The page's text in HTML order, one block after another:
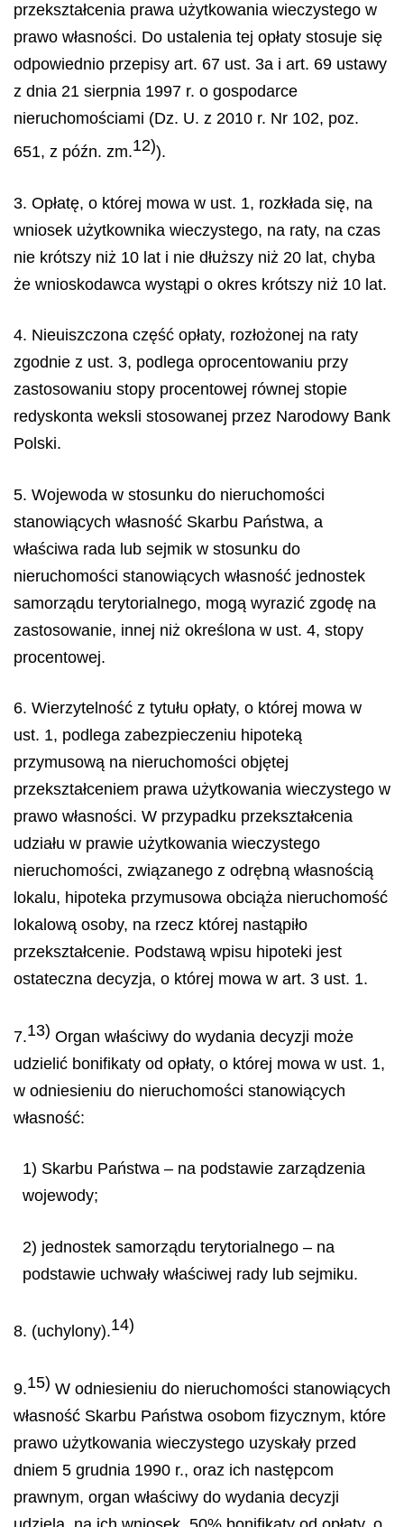
przekształcenia prawa użytkowania wieczystego w
prawo własności. Do ustalenia tej opłaty stosuje się
odpowiednio przepisy art. 67 ust. 3a i art. 69 ustawy
z dnia 21 sierpnia 1997 r. o gospodarce
nieruchomościami (Dz. U. z 2010 r. Nr 102, poz.
651, z późn. zm.12)).
3. Opłatę, o której mowa w ust. 1, rozkłada się, na
wniosek użytkownika wieczystego, na raty, na czas
nie krótszy niż 10 lat i nie dłuższy niż 20 lat, chyba
że wnioskodawca wystąpi o okres krótszy niż 10 lat.
4. Nieuiszczona część opłaty, rozłożonej na raty
zgodnie z ust. 3, podlega oprocentowaniu przy
zastosowaniu stopy procentowej równej stopie
redyskonta weksli stosowanej przez Narodowy Bank
Polski.
5. Wojewoda w stosunku do nieruchomości
stanowiących własność Skarbu Państwa, a
właściwa rada lub sejmik w stosunku do
nieruchomości stanowiących własność jednostek
samorządu terytorialnego, mogą wyrazić zgodę na
zastosowanie, innej niż określona w ust. 4, stopy
procentowej.
6. Wierzytelność z tytułu opłaty, o której mowa w
ust. 1, podlega zabezpieczeniu hipoteką
przymusową na nieruchomości objętej
przekształceniem prawa użytkowania wieczystego w
prawo własności. W przypadku przekształcenia
udziału w prawie użytkowania wieczystego
nieruchomości, związanego z odrębną własnością
lokalu, hipoteka przymusowa obciąża nieruchomość
lokalową osoby, na rzecz której nastąpiło
przekształcenie. Podstawą wpisu hipoteki jest
ostateczna decyzja, o której mowa w art. 3 ust. 1.
7.13) Organ właściwy do wydania decyzji może
udzielić bonifikaty od opłaty, o której mowa w ust. 1,
w odniesieniu do nieruchomości stanowiących
własność:
1) Skarbu Państwa – na podstawie zarządzenia
wojewody;
2) jednostek samorządu terytorialnego – na
podstawie uchwały właściwej rady lub sejmiku.
8. (uchylony).14)
9.15) W odniesieniu do nieruchomości stanowiących
własność Skarbu Państwa osobom fizycznym, które
prawo użytkowania wieczystego uzyskały przed
dniem 5 grudnia 1990 r., oraz ich następcom
prawnym, organ właściwy do wydania decyzji